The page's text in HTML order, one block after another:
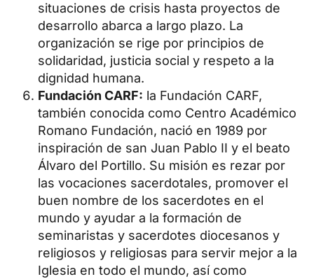
situaciones de crisis hasta proyectos de
desarrollo abarca a largo plazo. La
organización se rige por principios de
solidaridad, justicia social y respeto a la
dignidad humana.
Fundación CARF: la Fundación CARF,
también conocida como Centro Académico
Romano Fundación, nació en 1989 por
inspiración de san Juan Pablo II y el beato
Álvaro del Portillo. Su misión es rezar por
las vocaciones sacerdotales, promover el
buen nombre de los sacerdotes en el
mundo y ayudar a la formación de
seminaristas y sacerdotes diocesanos y
religiosos y religiosas para servir mejor a la
Iglesia en todo el mundo, así como